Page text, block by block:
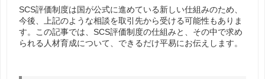
SCS評価制度は国が公式に進めている新しい仕組みのため、
今後、上記のような相談を取引先から受ける可能性もありま
す。この記事では、SCS評価制度の仕組みと、その中で求め
られる人材育成について、できるだけ平易にお伝えします。